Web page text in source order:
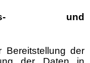
und
der